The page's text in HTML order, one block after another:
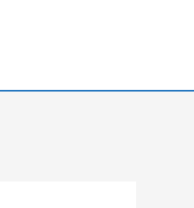
المحتوى